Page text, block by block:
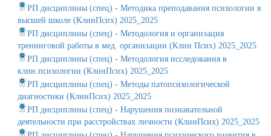
РП дисциплины (спец) - Методика преподавания психологии в
высшей школе (КлинПсих) 2025_2025
РП дисциплины (спец) - Методология и организация
тренинговой работы в мед. организации (Клин Псих) 2025_2025
РП дисциплины (спец) - Методология исследования в
клин.психологии (КлинПсих) 2025_2025
РП дисциплины (спец) - Методы патопсихологической
диагностики (КлинПсих) 2025_2025
РП дисциплины (спец) - Нарушения познавательной
деятельности при расстройствах личности (КлинПсих) 2025_2025